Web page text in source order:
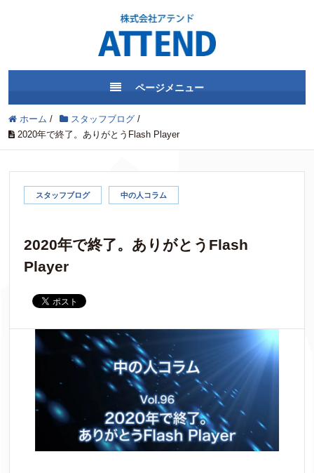
ページメニュー
ホーム / スタッフブログ /
2020年で終了。ありがとうFlash Player
スタッフブログ 中の人コラム
2020年で終了。ありがとうFlash
Player